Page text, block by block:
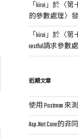
「 kirai」於〈第
的參數處理〉
「 kirai」於〈第
restful請求參數
近期文章
使用 Postman 來
Asp.Net Core的